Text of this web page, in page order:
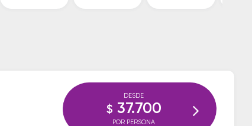
DESDE
$ 37.700
POR PERSONA